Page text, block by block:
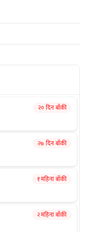
२० दिन बाँकी
२७ दिन बाँकी
१ महिना बाँकी
२ महिना बाँकी